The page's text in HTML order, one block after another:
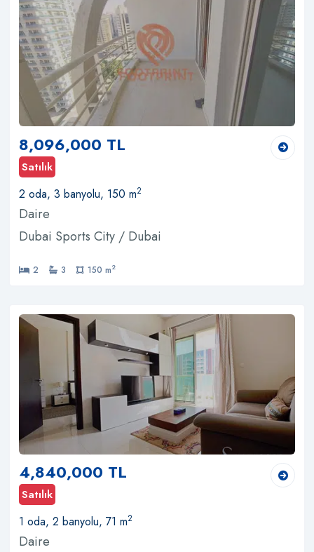
8,096,000 TL
Satılık
2 oda, 3 banyolu, 150 m2
Daire
Dubai Sports City / Dubai
2 3 150 m2
4,840,000 TL
Satılık
1 oda, 2 banyolu, 71 m2
Daire